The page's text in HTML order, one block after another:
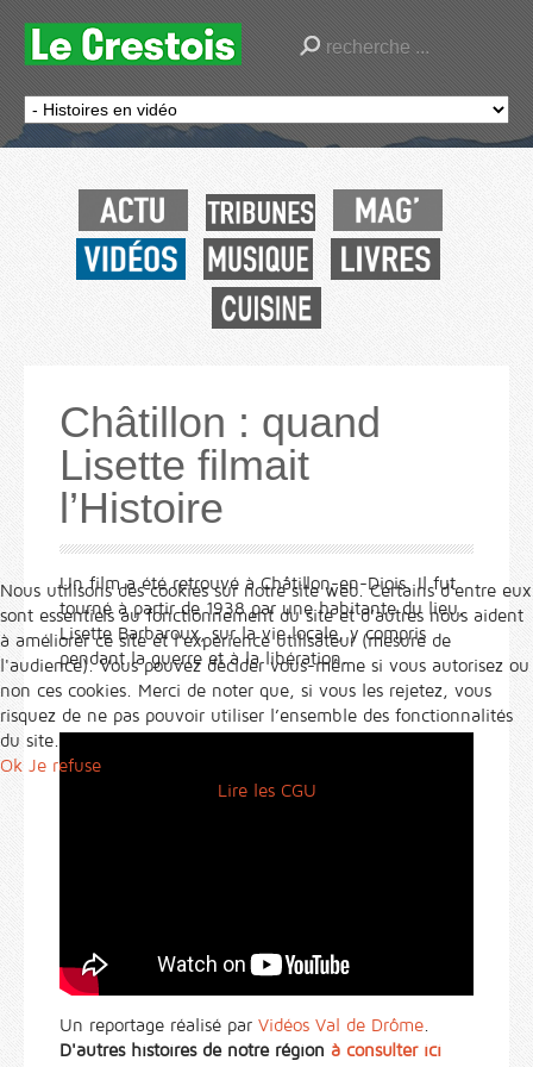
Châtillon : quand
Lisette filmait
l’Histoire
Un film a été retrouvé à Châtillon-en-Diois. Il fut
tourné à partir de 1938 par une habitante du lieu,
Lisette Barbaroux, sur la vie locale, y compris
pendant la guerre et à la libération.
Un reportage réalisé par Vidéos Val de Drôme
D'autres histoires de notre région à consulter ici
Nous utilisons des cookies sur notre site web. Certains d’entre eux
sont essentiels au fonctionnement du site et d’autres nous aident
à améliorer ce site et l’expérience utilisateur (mesure de
l'audience). Vous pouvez décider vous-même si vous autorisez ou
non ces cookies. Merci de noter que, si vous les rejetez, vous
risquez de ne pas pouvoir utiliser l’ensemble des fonctionnalités
du site.
Ok Je refuse
Lire les CGU